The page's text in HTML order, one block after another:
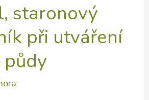
staronový
při utváření